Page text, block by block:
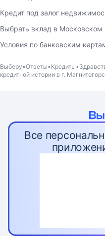
Кредит под залог
Выбрать вклад в Московском
Условия по банковским
Выберу Ответы Кредиты
кредитной истории в г.
Все